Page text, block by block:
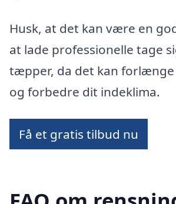
Husk, at det kan være en
at lade professionelle tage
tæpper, da det kan forlænge
og forbedre dit indeklima.
Få et gratis tilbud nu